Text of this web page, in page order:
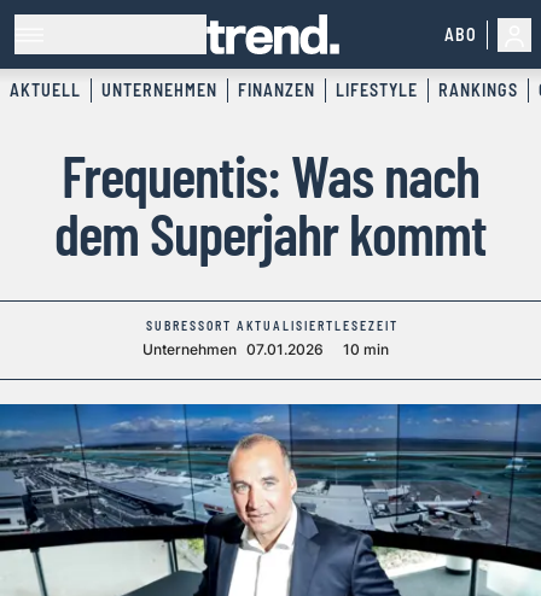
ABO
AKTUELL UNTERNEHMEN FINANZEN LIFESTYLE RANKINGS
Frequentis: Was nach
dem Superjahr kommt
SUBRESSORT
Unternehmen
AKTUALISIERT
07.01.2026
LESEZEIT
10 min